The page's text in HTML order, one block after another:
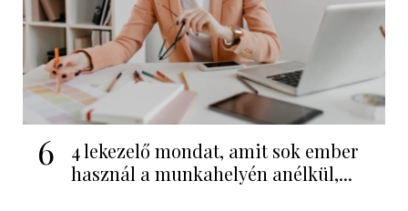
6
4 lekezelő mondat, amit sok ember
használ a munkahelyén anélkül,...